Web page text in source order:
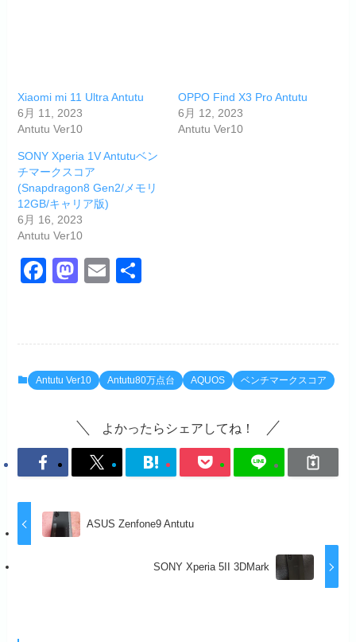
Xiaomi mi 11 Ultra Antutu
6月 11, 2023
Antutu Ver10
OPPO Find X3 Pro Antutu
6月 12, 2023
Antutu Ver10
SONY Xperia 1V Antutuベン
チマークスコア
(Snapdragon8 Gen2/メモリ
12GB/キャリア版)
6月 16, 2023
Antutu Ver10
F
e
b
o
k
M
o
d
o
n
E
Antutu Ver10 Antutu80万点台 AQUOS ベンチマークスコア
よかったらシェアしてね！
ASUS Zenfone9 Antutu
SONY Xperia 5II 3DMark